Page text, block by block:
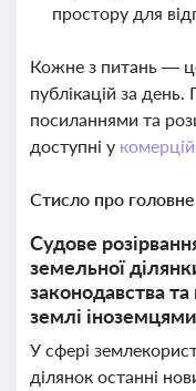
простору для
Кожне з питань —
публікацій за
посиланнями та
доступні у
Стисло про
Судове
земельної
законодавства
землі
У сфері
ділянок останні